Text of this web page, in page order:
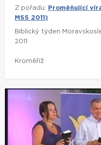
Z pořadu:
Proměňující
MSS 2011)
Biblický týden
2011
Kroměříž